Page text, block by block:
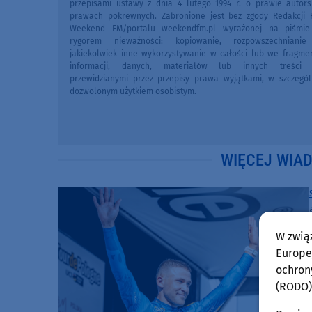
przepisami ustawy z dnia 4 lutego 1994 r. o prawie
prawach pokrewnych. Zabronione jest bez zgody Redakcji
Weekend FM/portalu weekendfm.pl wyrażonej na
rygorem nieważności: kopiowanie,
jakiekolwiek inne wykorzystywanie w całości lub we
informacji, danych, materiałów lub innych treści
przewidzianymi przez przepisy prawa wyjątkami, w
dozwolonym użytkiem osobistym.
WIĘCEJ
W